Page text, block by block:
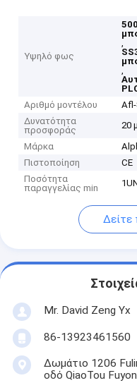
Υψηλό φως
,
,
Αριθμό μοντέλου
Δυνατότητα
προσφοράς
20
Μάρκα
Πιστοποίηση
CE
Ποσότητα
παραγγελίας min
Δείτε
Mr. David Zeng Yx
86-13923461560
Δωμάτιο 1206
οδό QiaoTou